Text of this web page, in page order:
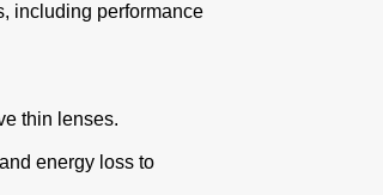
including performance
thin lenses.
energy loss to